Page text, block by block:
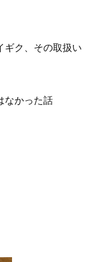
ギク、その取扱い
なかった話